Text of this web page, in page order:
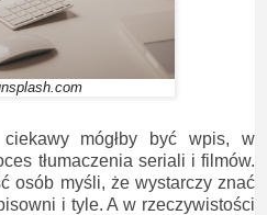
ciekawy mógłby być wpis, w
tłumaczenia seriali i filmów.
osób myśli, że wystarczy znać
i tyle. A w rzeczywistości